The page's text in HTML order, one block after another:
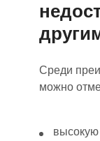
Среди
можно
высокую